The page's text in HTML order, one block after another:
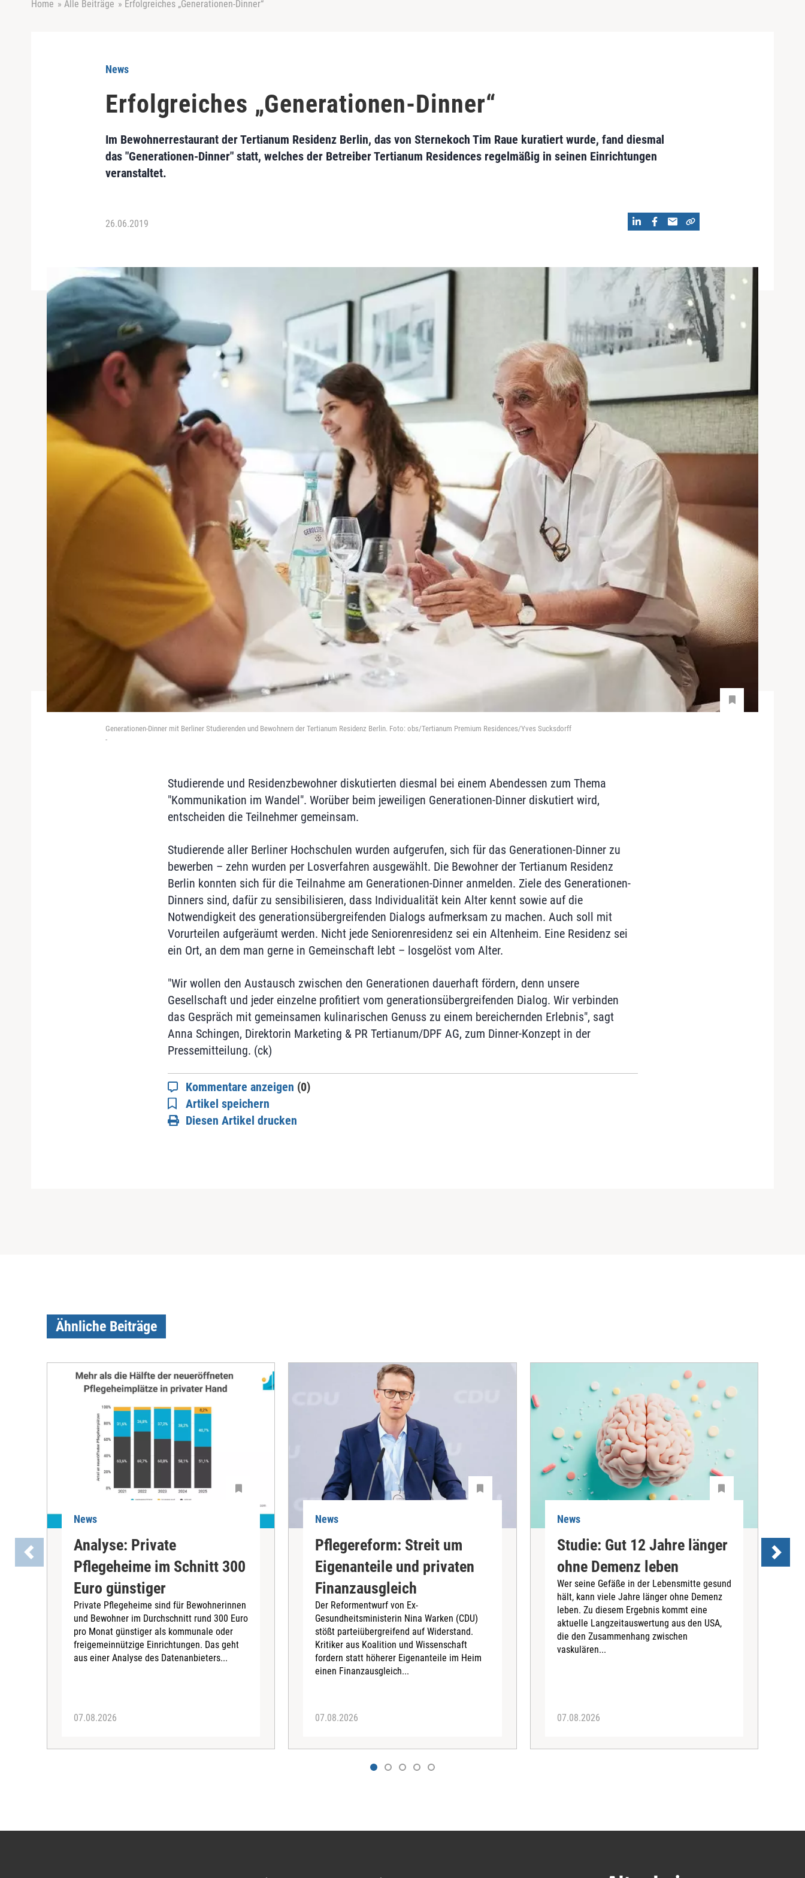
Home » Alle Beiträge » Erfolgreiches „Generationen-Dinner“
News
Erfolgreiches „Generationen-Dinner“
Im Bewohnerrestaurant der Tertianum Residenz Berlin, das von Sternekoch Tim Raue kuratiert wurde, fand diesmal
das "Generationen-Dinner" statt, welches der Betreiber Tertianum Residences regelmäßig in seinen Einrichtungen
veranstaltet.
26.06.2019
Generationen-Dinner mit Berliner Studierenden und Bewohnern der Tertianum Residenz Berlin. Foto: obs/Tertianum Premium Residences/Yves Sucksdorff
-
Studierende und Residenzbewohner diskutierten diesmal bei einem Abendessen zum Thema
"Kommunikation im Wandel". Worüber beim jeweiligen Generationen-Dinner diskutiert wird,
entscheiden die Teilnehmer gemeinsam.
Studierende aller Berliner Hochschulen wurden aufgerufen, sich für das Generationen-Dinner zu
bewerben – zehn wurden per Losverfahren ausgewählt. Die Bewohner der Tertianum Residenz
Berlin konnten sich für die Teilnahme am Generationen-Dinner anmelden. Ziele des Generationen-
Dinners sind, dafür zu sensibilisieren, dass Individualität kein Alter kennt sowie auf die
Notwendigkeit des generationsübergreifenden Dialogs aufmerksam zu machen. Auch soll mit
Vorurteilen aufgeräumt werden. Nicht jede Seniorenresidenz sei ein Altenheim. Eine Residenz sei
ein Ort, an dem man gerne in Gemeinschaft lebt – losgelöst vom Alter.
"Wir wollen den Austausch zwischen den Generationen dauerhaft fördern, denn unsere
Gesellschaft und jeder einzelne profitiert vom generationsübergreifenden Dialog. Wir verbinden
das Gespräch mit gemeinsamen kulinarischen Genuss zu einem bereichernden Erlebnis", sagt
Anna Schingen, Direktorin Marketing & PR Tertianum/DPF AG, zum Dinner-Konzept in der
Pressemitteilung. (ck)
Kommentare anzeigen (0)
Artikel speichern
Diesen Artikel drucken
Ähnliche Beiträge
News
Analyse: Private
Pflegeheime im Schnitt 300
Euro günstiger
Private Pflegeheime sind für Bewohnerinnen
und Bewohner im Durchschnitt rund 300 Euro
pro Monat günstiger als kommunale oder
freigemeinnützige Einrichtungen. Das geht
aus einer Analyse des Datenanbieters...
07.08.2026
News
Pflegereform: Streit um
Eigenanteile und privaten
Finanzausgleich
Der Reformentwurf von Ex-
Gesundheitsministerin Nina Warken (CDU)
stößt parteiübergreifend auf Widerstand.
Kritiker aus Koalition und Wissenschaft
fordern statt höherer Eigenanteile im Heim
einen Finanzausgleich...
07.08.2026
News
Studie: Gut 12 Jahre länger
ohne Demenz leben
Wer seine Gefäße in der Lebensmitte gesund
hält, kann viele Jahre länger ohne Demenz
leben. Zu diesem Ergebnis kommt eine
aktuelle Langzeitauswertung aus den USA,
die den Zusammenhang zwischen
vaskulären...
07.08.2026